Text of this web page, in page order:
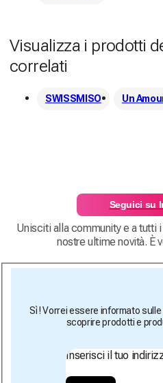
Visualizza i prodotti
correlati
SWISSMISO Un
Seguici su
Unisciti alla community e a tutti
nostre ultime novità. È
Sì ! Vorrei essere informato
scoprire prodotti e
Inserisci il tuo